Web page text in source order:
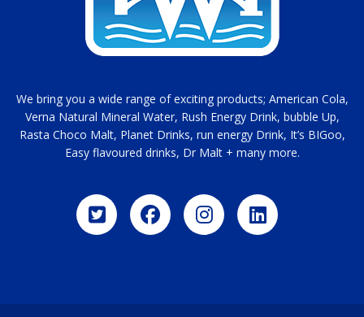
We bring you a wide range of exciting products; American Cola,
Verna Natural Mineral Water, Rush Energy Drink, bubble Up,
Rasta Choco Malt, Planet Drinks, run energy Drink, It’s BIGoo,
Easy flavoured drinks, Dr Malt + many more.